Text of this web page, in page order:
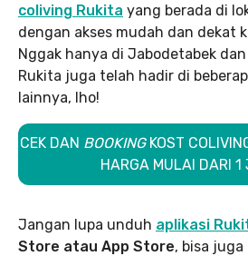
coliving Rukita yang berada di
dengan akses mudah dan dekat
Nggak hanya di Jabodetabek
Rukita juga telah hadir di
lainnya, lho!
CEK DAN BOOKINGKOST
HARGA MULAI DARI
Jangan lupa unduh aplikasi
Store atau App Store, bisa